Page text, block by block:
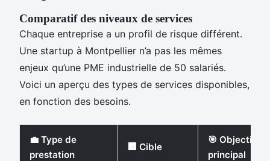
Comparatif des niveaux de services
Chaque entreprise a un profil de risque différent.
Une startup à Montpellier n’a pas les mêmes
enjeux qu’une PME industrielle de 50 salariés.
Voici un aperçu des types de services disponibles,
en fonction des besoins.
💼 Type de
prestation
🏢 Cible
🎯 Objectif
principal